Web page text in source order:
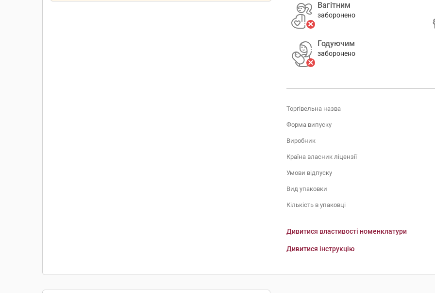
Вагітним
заборонено
Годуючим
заборонено
Торгівельна назва
Форма випуску
Виробник
Країна власник ліцензії
Умови відпуску
Вид упаковки
Кількість в упаковці
Дивитися властивості номенклатури
Дивитися інструкцію